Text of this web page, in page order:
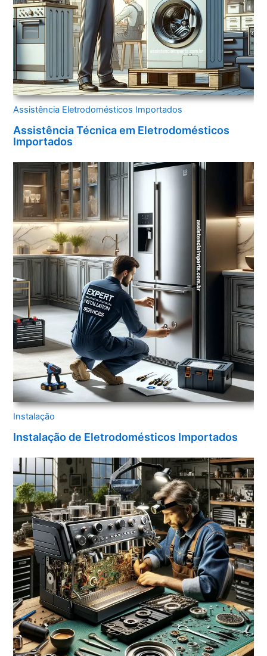
Assistência Eletrodomésticos Importados
Assistência Técnica em Eletrodomésticos
Importados
Instalação
Instalação de Eletrodomésticos Importados